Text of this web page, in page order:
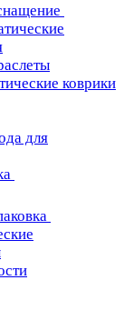
коврики
для